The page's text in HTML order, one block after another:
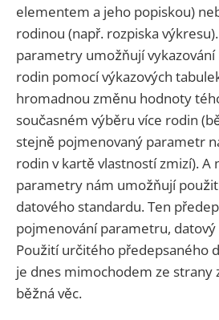
elementem a jeho popiskou)
rodinou (např. rozpiska
parametry umožňují
rodin pomocí výkazových
hromadnou změnu hodnoty
současném výběru více rodin
stejně pojmenovaný parametr
rodin v kartě vlastností zmizí). A
parametry nám umožňují
datového standardu. Ten
pojmenování parametru, datový
Použití určitého předepsaného
je dnes mimochodem ze strany
běžná věc.